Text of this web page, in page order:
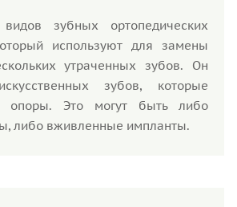
зубных ортопедических
используют для замены
утраченных зубов. Он
зубов, которые
опоры. Это могут быть либо
либо вживленные импланты.